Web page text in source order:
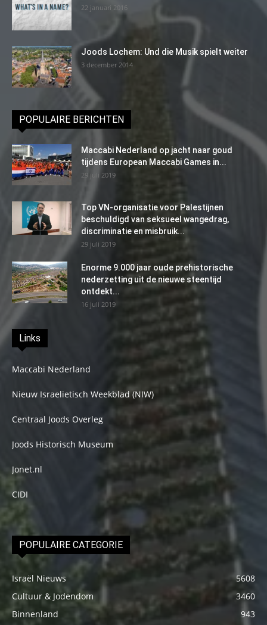
22 januari 2016
Joods Lochem: Und die Musik spielt weiter
3 december 2014
POPULAIRE BERICHTEN
Maccabi Nederland op jacht naar goud
tijdens European Maccabi Games in...
29 juli 2019
Top VN-organisatie voor Palestijnen
beschuldigd van seksueel wangedrag,
discriminatie en misbruik...
29 juli 2019
Enorme 9.000 jaar oude prehistorische
nederzetting uit de nieuwe steentijd
ontdekt...
16 juli 2019
Links
Maccabi Nederland
Nieuw Israelietisch Weekblad (NIW)
Centraal Joods Overleg
Joods Historisch Museum
Jonet.nl
CIDI
POPULAIRE CATEGORIE
Israël Nieuws
5608
Cultuur & Jodendom
3460
Binnenland
943